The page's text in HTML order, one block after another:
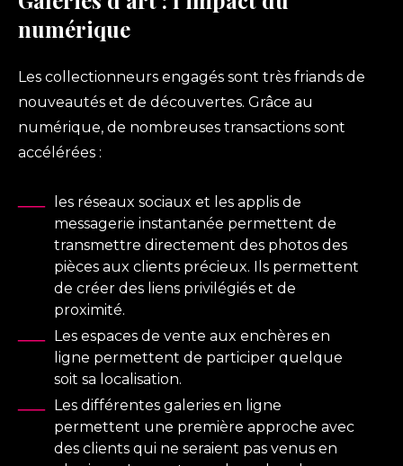
numérique
Les collectionneurs engagés sont très friands de
nouveautés et de découvertes. Grâce au
numérique, de nombreuses transactions sont
accélérées :
les réseaux sociaux et les applis de
messagerie instantanée permettent de
transmettre directement des photos des
pièces aux clients précieux. Ils permettent
de créer des liens privilégiés et de
proximité.
Les espaces de vente aux enchères en
ligne permettent de participer quelque
soit sa localisation.
Les différentes galeries en ligne
permettent une première approche avec
des clients qui ne seraient pas venus en